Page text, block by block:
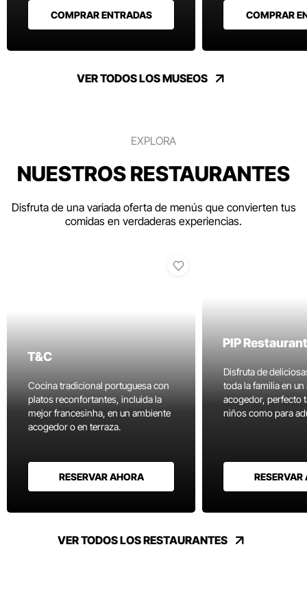
COMPRAR ENTRADAS COMPRAR
VER TODOS LOS MUSEOS
EXPLORA
NUESTROS RESTAURANTES
Disfruta de una variada oferta de menús que convierten tus
comidas en verdaderas experiencias.
T&C
Cocina tradicional portuguesa con
platos reconfortantes, incluida la
mejor francesinha, en un ambiente
acogedor o en terraza.
RESERVAR AHORA
PIP Restaurant
Disfruta de
toda la familia en
acogedor, perfecto
niños como para
RESERVAR
VER TODOS LOS RESTAURANTES